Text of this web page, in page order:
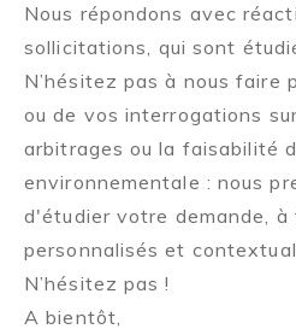
Nous répondons avec
sollicitations, qui sont
N’hésitez pas à nous faire
ou de vos interrogations
arbitrages ou la faisabilité
environnementale : nous
d'étudier votre demande,
personnalisés et
N’hésitez pas !
A bientôt,